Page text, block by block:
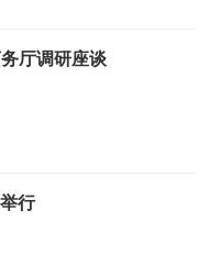
厅调研座谈
行